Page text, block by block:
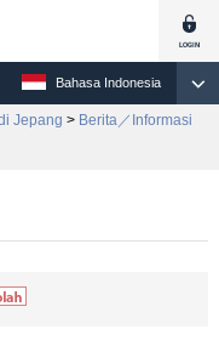
Bahasa Indonesia
Jepang > Berita／Informasi